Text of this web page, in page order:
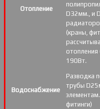
Отопление
D32мм., и
(краны,
190Вт.
Водоснабжение
Разводка
трубы
фитинги)